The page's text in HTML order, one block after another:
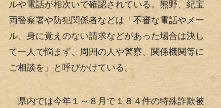
ルや電話が相次いで確認されている。熊野、紀宝
両警察署や防犯関係者などは「不審な電話やメー
ル、身に覚えのない請求などがあった場合は決し
て一人で悩まず、周囲の人や警察、関係機関等に
ご相談を」と呼びかけている。
県内では今年１～８月で１８４件の特殊詐欺被